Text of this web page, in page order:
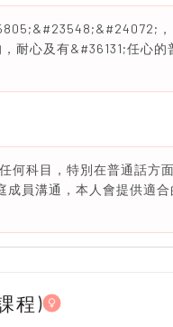
，
耐心及有&#36131;任心的
何科目，特別在普通話方
員溝通，本人會提供適合
程)